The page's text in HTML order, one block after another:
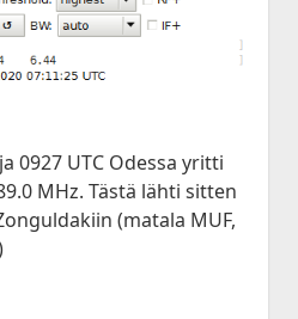
0927 UTC Odessa yritti
MHz. Tästä lähti sitten
(matala MUF,